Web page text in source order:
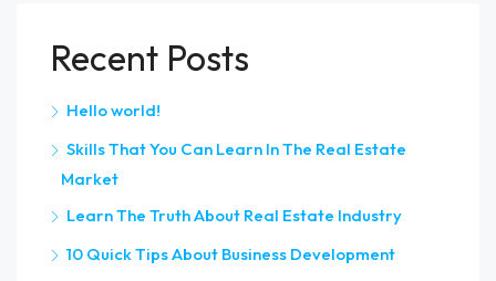
Recent Posts
Hello world!
Skills That You Can Learn In The Real Estate
Market
Learn The Truth About Real Estate Industry
10 Quick Tips About Business Development